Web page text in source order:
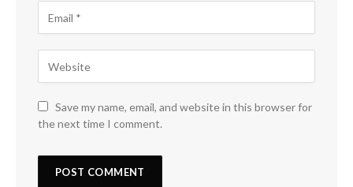
Save my name, email, and website in this browser for
the next time I comment.